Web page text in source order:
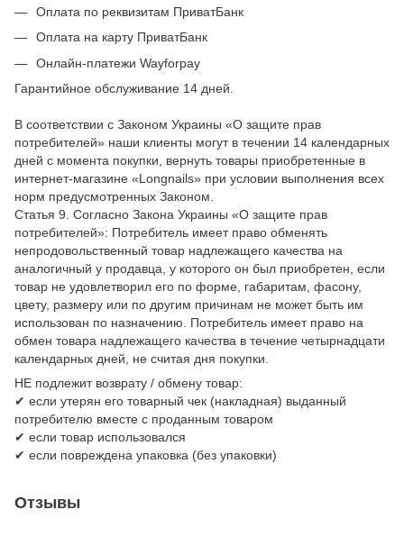
Оплата по реквизитам ПриватБанк
Оплата на карту ПриватБанк
Онлайн-платежи Wayforpay
Гарантийное обслуживание 14 дней.
В соответствии с Законом Украины «О защите прав
потребителей» наши клиенты могут в течении 14 календарных
дней с момента покупки, вернуть товары приобретенные в
интернет-магазине «Longnails» при условии выполнения всех
норм предусмотренных Законом.
Статья 9. Согласно Закона Украины «О защите прав
потребителей»: Потребитель имеет право обменять
непродовольственный товар надлежащего качества на
аналогичный у продавца, у которого он был приобретен, если
товар не удовлетворил его по форме, габаритам, фасону,
цвету, размеру или по другим причинам не может быть им
использован по назначению. Потребитель имеет право на
обмен товара надлежащего качества в течение четырнадцати
календарных дней, не считая дня покупки.
НЕ подлежит возврату / обмену товар:
✔ если утерян его товарный чек (накладная) выданный
потребителю вместе с проданным товаром
✔ если товар использовался
✔ если повреждена упаковка (без упаковки)
Отзывы